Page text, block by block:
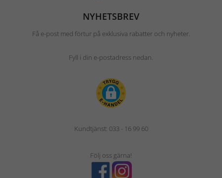
NYHETSBREV
Få e-post med förtur på exklusiva rabatter och nyheter.
Fyll i din e-postadress nedan.
Kundtjänst: 033 - 16 99 60
Följ oss gärna!